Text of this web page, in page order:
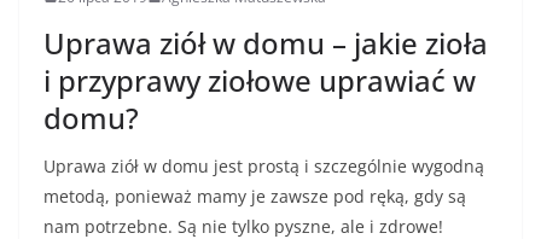
Uprawa ziół w domu – jakie zioła
i przyprawy ziołowe uprawiać w
domu?
Uprawa ziół w domu jest prostą i szczególnie wygodną
metodą, ponieważ mamy je zawsze pod ręką, gdy są
nam potrzebne. Są nie tylko pyszne, ale i zdrowe!